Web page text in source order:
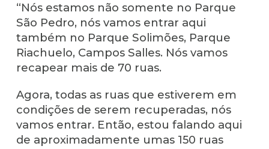
“Nós estamos não somente no Parque
São Pedro, nós vamos entrar aqui
também no Parque Solimões, Parque
Riachuelo, Campos Salles. Nós vamos
recapear mais de 70 ruas.
Agora, todas as ruas que estiverem em
condições de serem recuperadas, nós
vamos entrar. Então, estou falando aqui
de aproximadamente umas 150 ruas